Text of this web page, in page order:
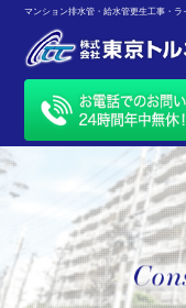
マンション排水管・給水管更生工事・